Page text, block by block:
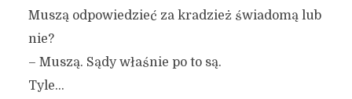
Muszą odpowiedzieć za kradzież świadomą lub
nie?
– Muszą. Sądy właśnie po to są.
Tyle…